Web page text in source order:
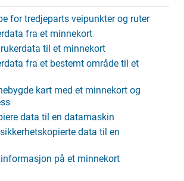
for tredjeparts veipunkter og ruter
fra et minnekort
til et minnekort
fra et bestemt område til et
kart med et minnekort og
data til en datamaskin
data til en
på et minnekort